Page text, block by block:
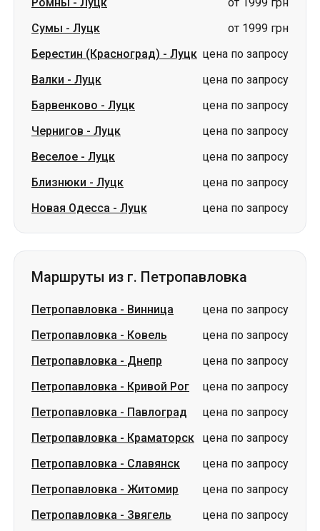
Сумы - Луцк
от 1999 грн
Берестин (Красноград) - Луцк цена по запросу
Валки - Луцк
цена по запросу
Барвенково - Луцк
цена по запросу
Чернигов - Луцк
цена по запросу
Веселое - Луцк
цена по запросу
Близнюки - Луцк
цена по запросу
Новая Одесса - Луцк цена по запросу
Маршруты из г. Петропавловка
Петропавловка - Винница
цена по запросу
Петропавловка - Ковель
цена по запросу
Петропавловка - Днепр
цена по запросу
Петропавловка - Кривой Рог
цена по запросу
Петропавловка - Павлоград
цена по запросу
Петропавловка - Краматорск
цена по запросу
Петропавловка - Славянск
цена по запросу
Петропавловка - Житомир
цена по запросу
Петропавловка - Звягель
цена по запросу